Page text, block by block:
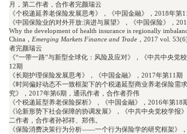
月，第二作者，合作者完颜瑞云
《个税递延养老保险发展思考》，《中国金融》，2018年第
《中国保险业的对外开放:演进与展望》，《中国保险》，
Why the development of health insurance is regionally
China， Emerging Markets Finance and Trade ，2017 vol.
者完颜瑞云
《“一带一路”与新型全球化：风险及应对》，《中共中央党
12期
《长期护理保险发展思考》，《中国金融》，2017年第11期
《时间偏好动态不一致框架下的个税递延型商业养老保险需
究》，2017年第6期，通讯作者，合作者乔伟
《个税递延型养老保险探析》，《中国金融》，2016年第18
《论新形势下社会保障的协调发展》，《中共中央党校学报
二作者，合作者孙祁祥、郑伟。
《保险消费决策行为分析——一个行为保险学的研究框架》，